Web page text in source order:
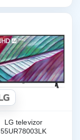
LG televizor
55UR78003LK